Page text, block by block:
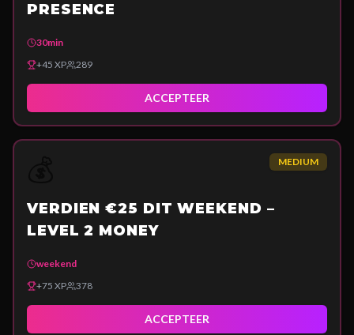
PRESENCE
30min
+45 XP 289
ACCEPTEER
MEDIUM
VERDIEN €25 DIT WEEKEND –
LEVEL 2 MONEY
weekend
+75 XP 378
ACCEPTEER